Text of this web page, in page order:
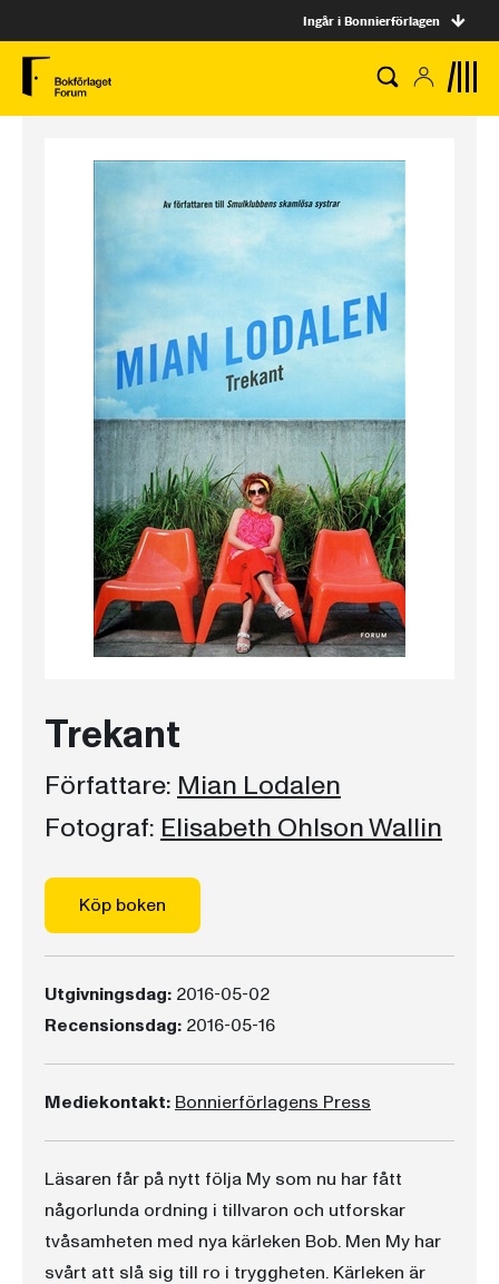
Ingår i Bonnierförlagen
Trekant
Författare: Mian Lodalen
Fotograf: Elisabeth Ohlson Wallin
Köp boken
Utgivningsdag: 2016-05-02
Recensionsdag: 2016-05-16
Mediekontakt: Bonnierförlagens Press
Läsaren får på nytt följa My som nu har fått
någorlunda ordning i tillvaron och utforskar
tvåsamheten med nya kärleken Bob. Men My har
svårt att slå sig till ro i tryggheten. Kärleken är